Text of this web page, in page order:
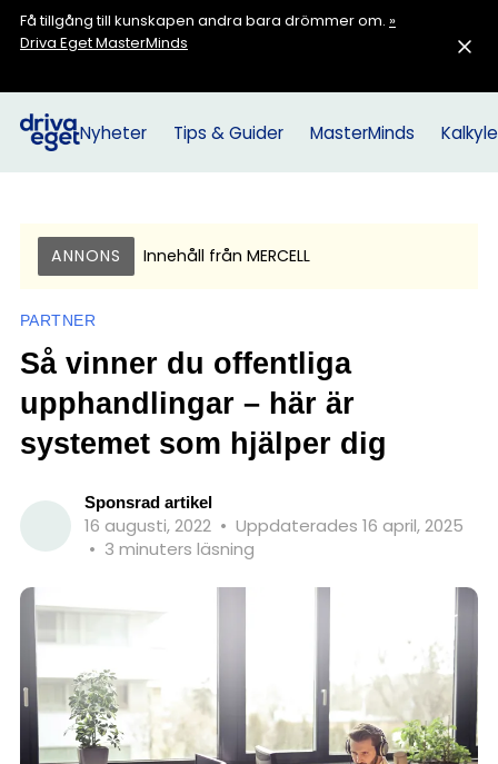
Få tillgång till kunskapen andra bara drömmer om. »
Driva Eget MasterMinds
Nyheter Tips & Guider MasterMinds
ANNONS Innehåll från MERCELL
PARTNER
Så vinner du offentliga
upphandlingar – här är
systemet som hjälper dig
Sponsrad artikel
16 augusti, 2022 • Uppdaterades 16 april, 2025
• 3 minuters läsning